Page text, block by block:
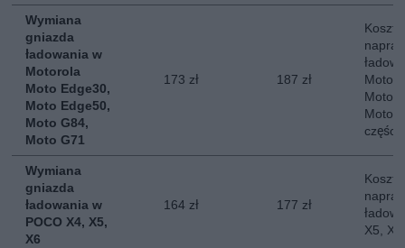
Wymiana
gniazda
ładowania w
Motorola
Moto Edge30,
Moto Edge50,
Moto G84,
Moto G71
173 zł 187 zł
Koszt
Moto
Moto
części
Wymiana
gniazda
ładowania w
POCO X4, X5,
X6
164 zł 177 zł
Koszt
X5, X6